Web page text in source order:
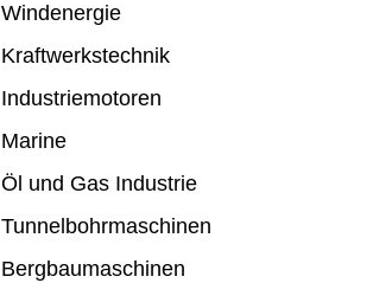
Windenergie
Kraftwerkstechnik
Industriemotoren
Marine
Öl und Gas Industrie
Tunnelbohrmaschinen
Bergbaumaschinen